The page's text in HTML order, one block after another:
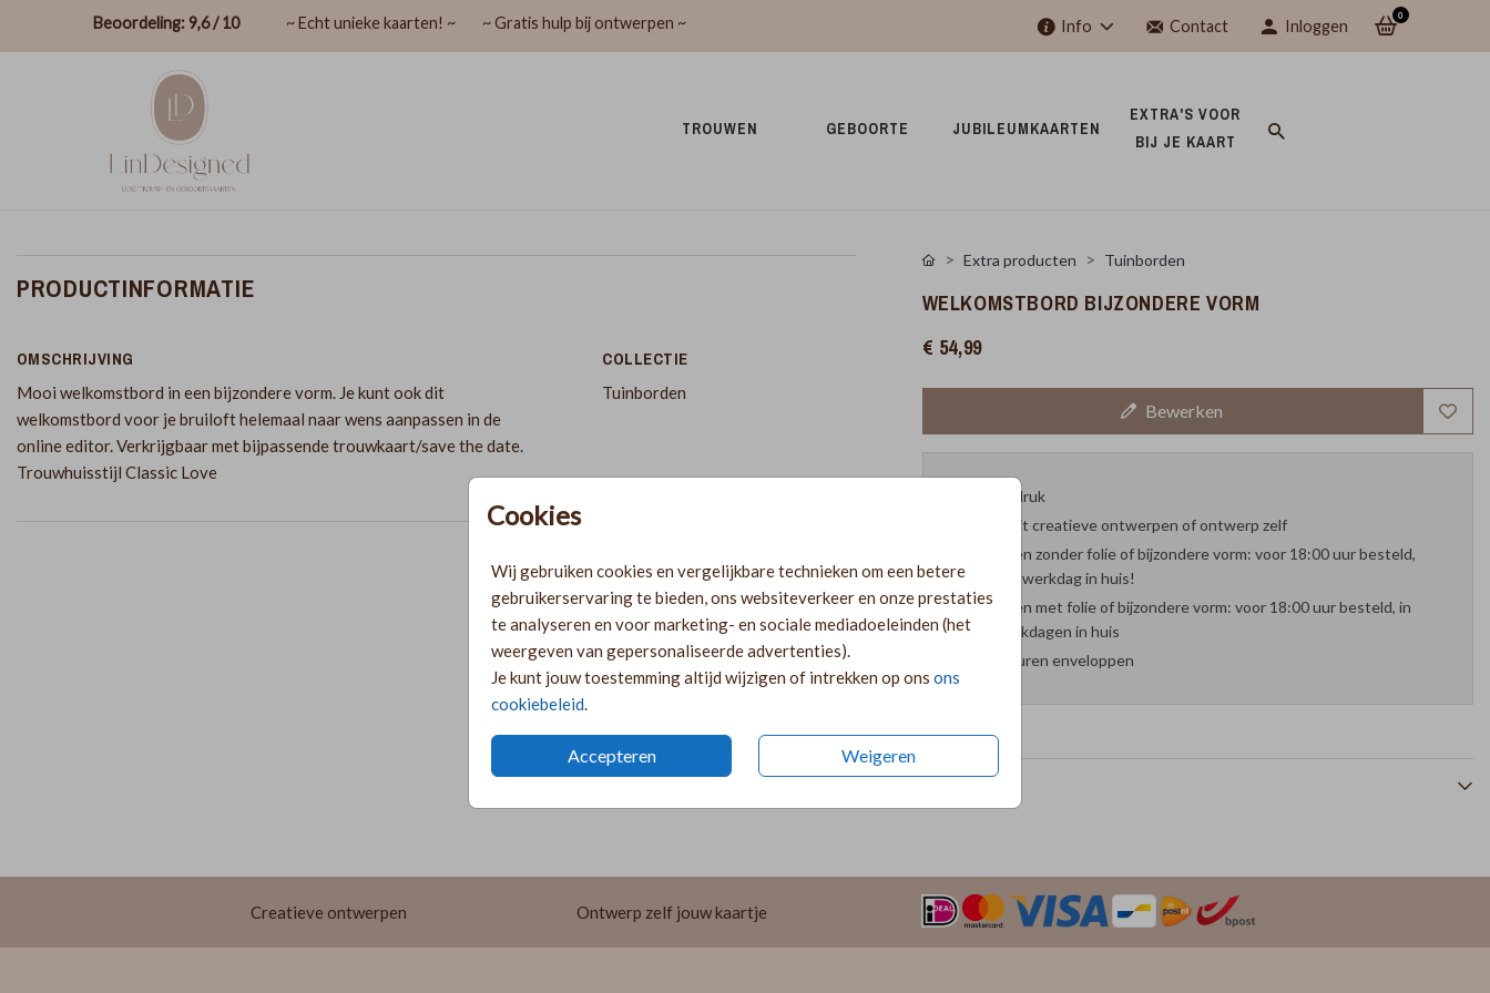
Beoordeling: 9,6 / 10 ~ Echt unieke kaarten! ~ ~ Gratis hulp bij ontwerpen ~ Info Contact Inloggen
0
TROUWEN GEBOORTE JUBILEUMKAARTEN
EXTRA'S VOOR
BIJ JE KAART
Cookies
Wij gebruiken cookies en vergelijkbare technieken om een betere
gebruikerservaring te bieden, ons websiteverkeer en onze prestaties
te analyseren en voor marketing- en sociale mediadoeleinden (het
weergeven van gepersonaliseerde advertenties).
Je kunt jouw toestemming altijd wijzigen of intrekken op ons ons
cookiebeleid
Accepteren Weigeren
PRODUCTINFORMATIE
OMSCHRIJVING
Mooi welkomstbord in een bijzondere vorm. Je kunt ook dit
welkomstbord voor je bruiloft helemaal naar wens aanpassen in de
online editor. Verkrijgbaar met bijpassende trouwkaart/save the date.
Trouwhuisstijl Classic Love
COLLECTIE
Tuinborden
Extra producten Tuinborden
WELKOMSTBORD BIJZONDERE VORM
€ 54,99
Bewerken
Proefdruk
Kies uit creatieve ontwerpen of ontwerp zelf
Kaarten zonder folie of bijzondere vorm: voor 18:00 uur besteld,
volgende werkdag in huis!
Kaarten met folie of bijzondere vorm: voor 18:00 uur besteld, in
twee werkdagen in huis
29 kleuren enveloppen
Creatieve ontwerpen Ontwerp zelf jouw kaartje